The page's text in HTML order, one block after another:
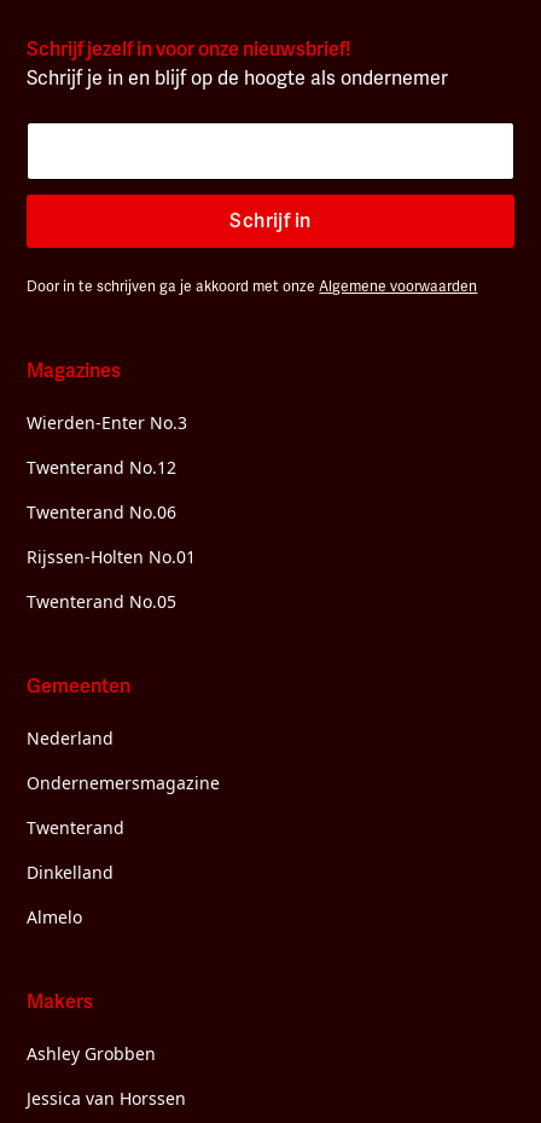
Schrijf jezelf in voor onze nieuwsbrief!
Schrijf je in en blijf op de hoogte als ondernemer
Schrijf in
Door in te schrijven ga je akkoord met onzeAlgemene voorwaarden
Magazines
Wierden-Enter No.3
Twenterand No.12
Twenterand No.06
Rijssen-Holten No.01
Twenterand No.05
Gemeenten
Nederland
Ondernemersmagazine
Twenterand
Dinkelland
Almelo
Makers
Ashley Grobben
Jessica van Horssen